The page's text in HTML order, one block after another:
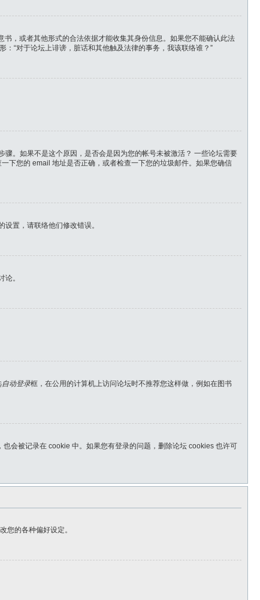
，或者其他形式的合法依据才能收集其身份信息。如果您不能确认此法
“对于论坛上诽谤，脏话和其他触及法律的事务，我该联络谁？”
。如果不是这个原因，是否会是因为您的帐号未被激活？ 一些论坛需要
下您的 email 地址是否正确，或者检查一下您的垃圾邮件。如果您确信
置，请联络他们修改错误。
。
自动登录框，在公用的计算机上访问论坛时不推荐您这样做，例如在图书
会被记录在 cookie 中。如果您有登录的问题，删除论坛 cookies 也许可
您的各种偏好设定。